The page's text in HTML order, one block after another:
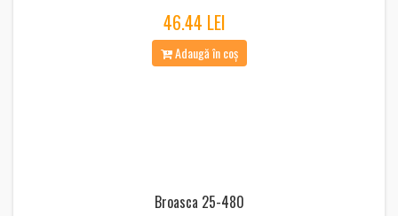
46.44 LEI
Adaugă în coș
Broasca 25-480